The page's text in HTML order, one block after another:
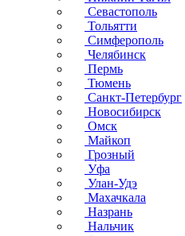
Севастополь
Тольятти
Симферополь
Челябинск
Пермь
Тюмень
Санкт-Петербург
Новосибирск
Омск
Майкоп
Грозный
Уфа
Улан-Удэ
Махачкала
Назрань
Нальчик